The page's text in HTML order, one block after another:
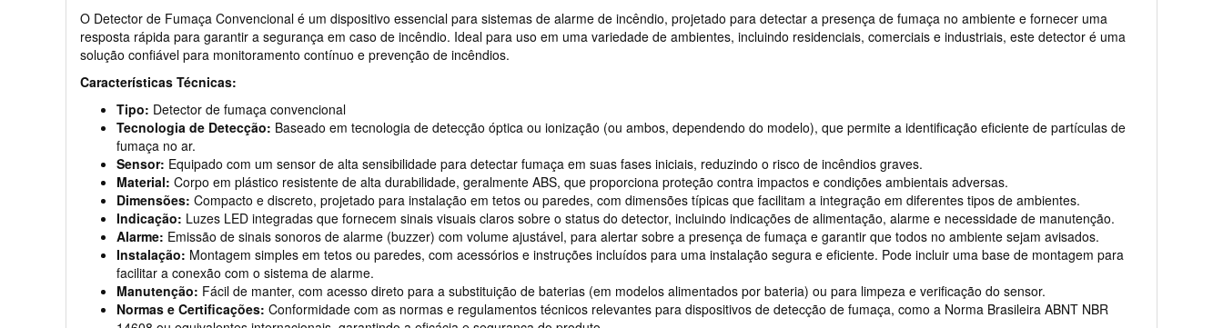
O Detector de Fumaça Convencional é um dispositivo essencial para sistemas de alarme de incêndio, projetado para detectar a presença de fumaça no ambiente e fornecer uma
resposta rápida para garantir a segurança em caso de incêndio. Ideal para uso em uma variedade de ambientes, incluindo residenciais, comerciais e industriais, este detector é uma
solução confiável para monitoramento contínuo e prevenção de incêndios.
Características Técnicas:
Tipo: Detector de fumaça convencional
Tecnologia de Detecção: Baseado em tecnologia de detecção óptica ou ionização (ou ambos, dependendo do modelo), que permite a identificação eficiente de partículas de
fumaça no ar.
Sensor: Equipado com um sensor de alta sensibilidade para detectar fumaça em suas fases iniciais, reduzindo o risco de incêndios graves.
Material: Corpo em plástico resistente de alta durabilidade, geralmente ABS, que proporciona proteção contra impactos e condições ambientais adversas.
Dimensões: Compacto e discreto, projetado para instalação em tetos ou paredes, com dimensões típicas que facilitam a integração em diferentes tipos de ambientes.
Indicação: Luzes LED integradas que fornecem sinais visuais claros sobre o status do detector, incluindo indicações de alimentação, alarme e necessidade de manutenção.
Alarme: Emissão de sinais sonoros de alarme (buzzer) com volume ajustável, para alertar sobre a presença de fumaça e garantir que todos no ambiente sejam avisados.
Instalação: Montagem simples em tetos ou paredes, com acessórios e instruções incluídos para uma instalação segura e eficiente. Pode incluir uma base de montagem para
facilitar a conexão com o sistema de alarme.
Manutenção: Fácil de manter, com acesso direto para a substituição de baterias (em modelos alimentados por bateria) ou para limpeza e verificação do sensor.
Normas e Certificações: Conformidade com as normas e regulamentos técnicos relevantes para dispositivos de detecção de fumaça, como a Norma Brasileira ABNT NBR